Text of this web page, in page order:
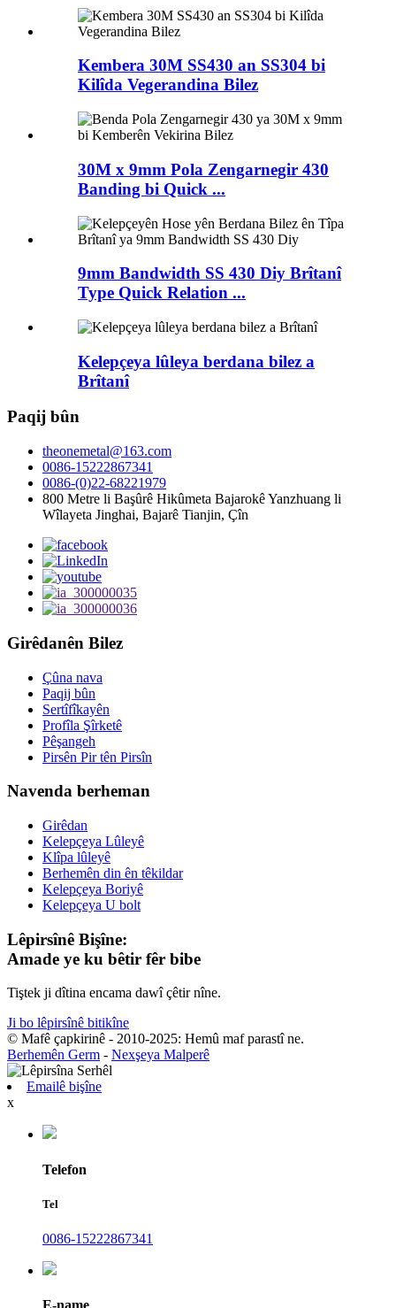
Kembera 30M SS430 an SS304 bi
Kilîda Vegerandina Bilez
30M x 9mm Pola Zengarnegir 430
Banding bi Quick ...
9mm Bandwidth SS 430 Diy Brîtanî
Type Quick Relation ...
Kelepçeya lûleya berdana bilez a
Brîtanî
Paqij bûn
theonemetal@163.com
0086-15222867341
0086-(0)22-68221979
800 Metre li Başûrê Hikûmeta Bajarokê Yanzhuang li
Wîlayeta Jinghai, Bajarê Tianjin, Çîn
Girêdanên Bilez
Çûna nava
Paqij bûn
Sertîfîkayên
Profîla Şîrketê
Pêşangeh
Pirsên Pir tên Pirsîn
Navenda berheman
Girêdan
Kelepçeya Lûleyê
Klîpa lûleyê
Berhemên din ên têkildar
Kelepçeya Boriyê
Kelepçeya U bolt
Lêpirsînê Bişîne:
Amade ye ku bêtir fêr bibe
Tiştek ji dîtina encama dawî çêtir nîne.
Ji bo lêpirsînê bitikîne
© Mafê çapkirinê - 2010-2025: Hemû maf parastî ne.
Berhemên Germ - Nexşeya Malperê
Emailê bişîne
x
Telefon
Tel
0086-15222867341